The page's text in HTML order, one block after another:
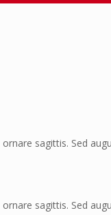
sagittis. Sed
sagittis. Sed